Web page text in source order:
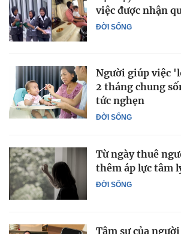
ĐỜI SỐNG
việc được nhận
ĐỜI SỐNG
Người giúp việc
2 tháng chung
tức nghẹn
ĐỜI SỐNG
Từ ngày thuê
thêm áp lực tâm
Tâm sự của